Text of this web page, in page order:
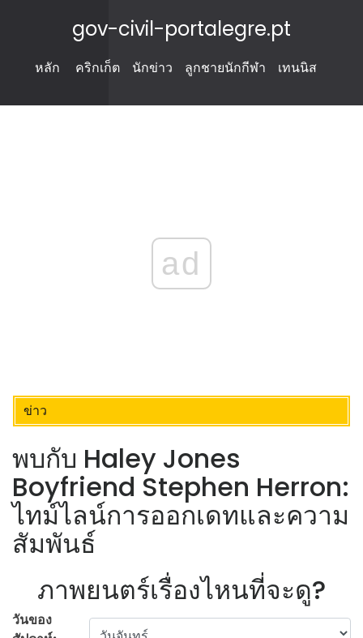
gov-civil-portalegre.pt
หลัก คริกเก็ต นักข่าว ลูกชายนักกีฬา เทนนิส
ad
ข่าว
พบกับ Haley Jones
Boyfriend Stephen Herron:
ไทม์ไลน์การออกเดทและความ
สัมพันธ์
ภาพยนตร์เรื่องไหนที่จะดู?
วันของ